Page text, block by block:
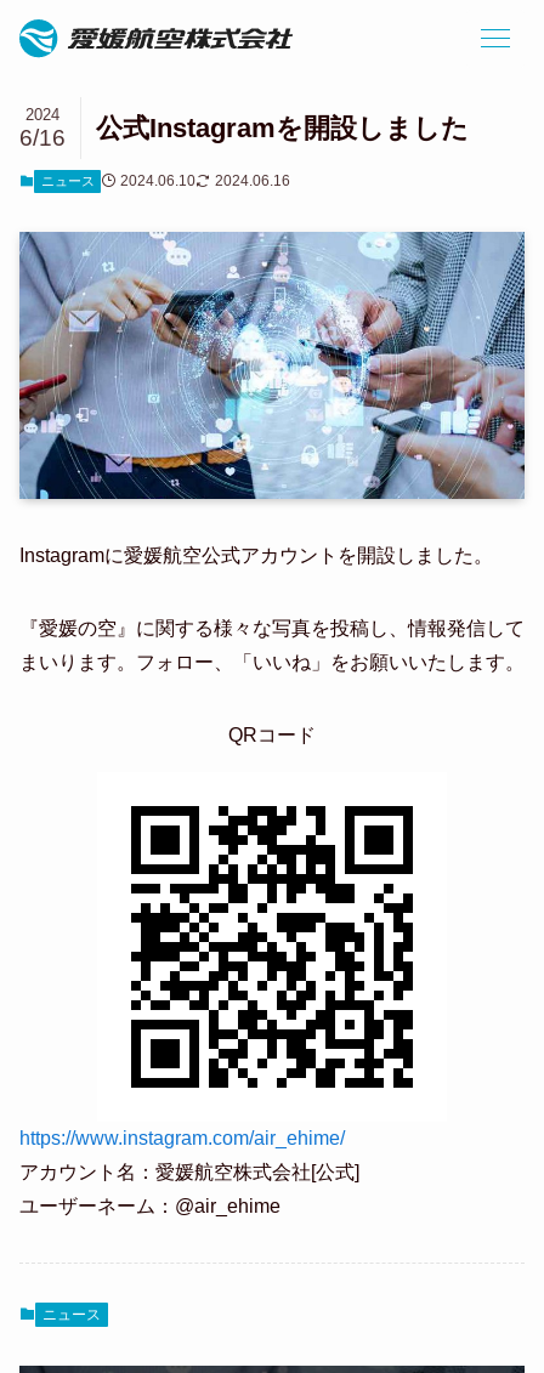
公式Instagramを開設しました
2024
6/16
ニュース 2024.06.10 2024.06.16
Instagramに愛媛航空公式アカウントを開設しました。
『愛媛の空』に関する様々な写真を投稿し、情報発信して
まいります。フォロー、「いいね」をお願いいたします。
QRコード
https://www.instagram.com/air_ehime/
アカウント名：愛媛航空株式会社[公式]
ユーザーネーム：@air_ehime
ニュース